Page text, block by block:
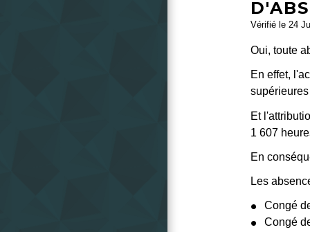
Vérifié le 24
Oui, toute
En effet,
Et
1 607
En
Les
Congé
Congé